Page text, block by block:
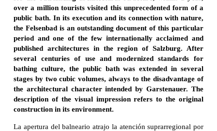
over a million tourists visited this unprecedented form of a
public bath. In its execution and its connection with nature,
the Felsenbad is an outstanding document of this particular
period and one of the few internationally acclaimed and
published architectures in the region of Salzburg. After
several centuries of use and modernized standards for
bathing culture, the public bath was extended in several
stages by two cubic volumes, always to the disadvantage of
the architectural character intended by Garstenauer. The
description of the visual impression refers to the original
construction in its environment.
La apertura del balneario atrajo la atención suprarregional por